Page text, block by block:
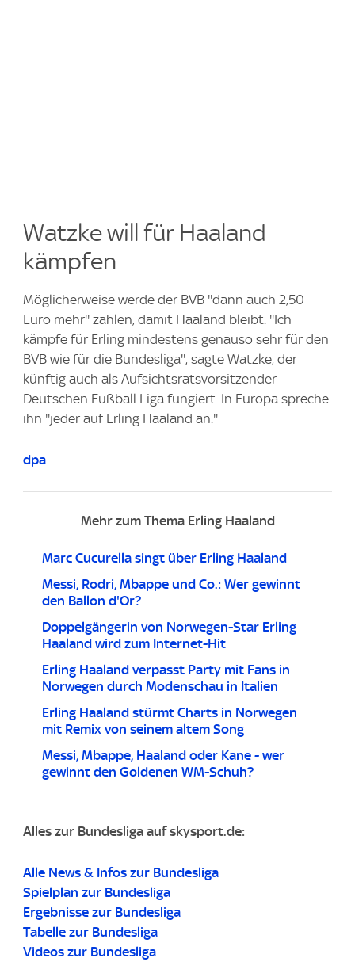
Watzke will für Haaland
kämpfen
Möglicherweise werde der BVB ''dann auch 2,50
Euro mehr'' zahlen, damit Haaland bleibt. ''Ich
kämpfe für Erling mindestens genauso sehr für den
BVB wie für die Bundesliga'', sagte Watzke, der
künftig auch als Aufsichtsratsvorsitzender
Deutschen Fußball Liga fungiert. In Europa spreche
ihn ''jeder auf Erling Haaland an.''
dpa
Mehr zum Thema Erling Haaland
Marc Cucurella singt über Erling Haaland
Messi, Rodri, Mbappe und Co.: Wer gewinnt
den Ballon d'Or?
Doppelgängerin von Norwegen-Star Erling
Haaland wird zum Internet-Hit
Erling Haaland verpasst Party mit Fans in
Norwegen durch Modenschau in Italien
Erling Haaland stürmt Charts in Norwegen
mit Remix von seinem altem Song
Messi, Mbappe, Haaland oder Kane - wer
gewinnt den Goldenen WM-Schuh?
Alles zur Bundesliga auf skysport.de:
Alle News & Infos zur Bundesliga
Spielplan zur Bundesliga
Ergebnisse zur Bundesliga
Tabelle zur Bundesliga
Videos zur Bundesliga